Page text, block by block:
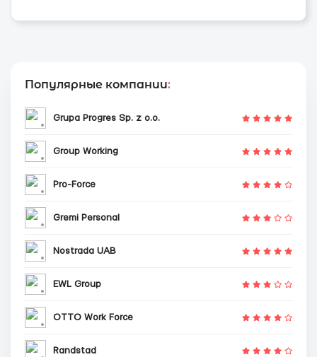
Популярные компании:
Grupa Progres Sp. z o.o.
Group Working
Pro-Force
Gremi Personal
Nostrada UAB
EWL Group
OTTO Work Force
Randstad